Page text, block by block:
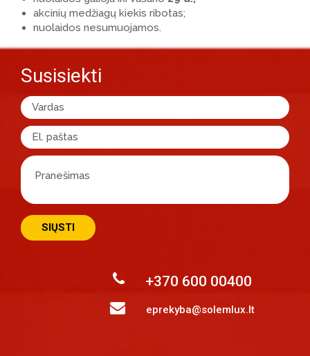
akcinių medžiagų kiekis ribotas;
nuolaidos nesumuojamos.
Susisiekti
+370 600 00400
eprekyba@solemlux.lt